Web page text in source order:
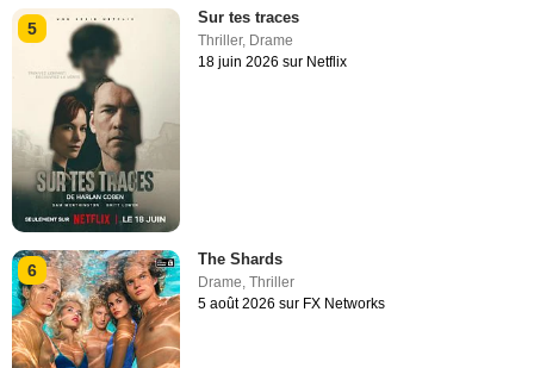
5
Sur tes traces
Thriller, Drame
18 juin 2026 sur Netflix
6
The Shards
Drame,Thriller
5 août 2026 sur FX Networks